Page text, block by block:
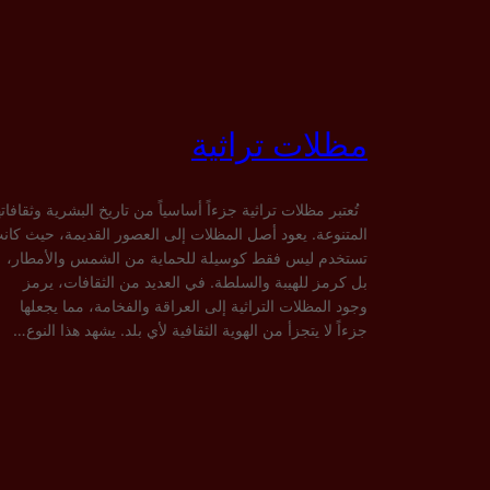
مظلات تراثية
تُعتبر مظلات تراثية جزءاً أساسياً من تاريخ البشرية
المتنوعة. يعود أصل المظلات إلى العصور القديمة، حيث
تستخدم ليس فقط كوسيلة للحماية من الشمس والأمطار،
بل كرمز للهيبة والسلطة. في العديد من الثقافات، يرمز
وجود المظلات التراثية إلى العراقة والفخامة، مما يجعلها
جزءاً لا يتجزأ من الهوية الثقافية لأي بلد. يشهد هذا النوع…